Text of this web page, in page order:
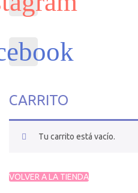
CARRITO
Tu carrito está vacío.
VOLVER A LA TIENDA